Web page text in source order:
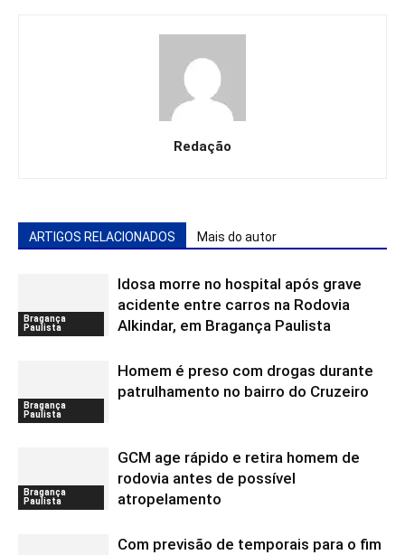
Redação
ARTIGOS RELACIONADOS Mais do autor
Bragança
Paulista
Idosa morre no hospital após grave
acidente entre carros na Rodovia
Alkindar, em Bragança Paulista
Bragança
Paulista
Homem é preso com drogas durante
patrulhamento no bairro do Cruzeiro
Bragança
Paulista
GCM age rápido e retira homem de
rodovia antes de possível
atropelamento
Com previsão de temporais para o fim